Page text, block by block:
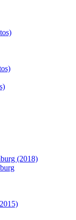
(2018)